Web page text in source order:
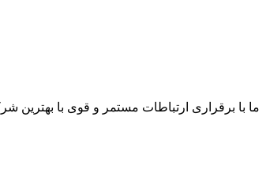
ما با برقراری ارتباطات مستمر و قوی با بهترین